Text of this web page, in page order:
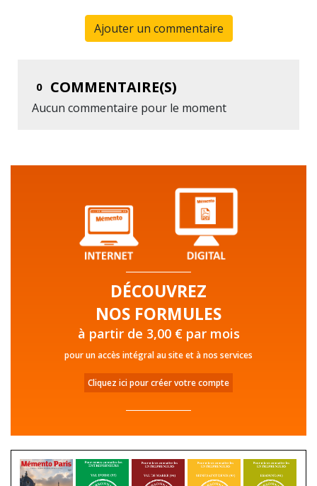
Ajouter un commentaire
0 COMMENTAIRE(S)
Aucun commentaire pour le moment
DÉCOUVREZ
NOS FORMULES
à partir de 3,00 € par mois
pour un accès intégral au site et à nos services
Cliquez ici pour créer votre compte